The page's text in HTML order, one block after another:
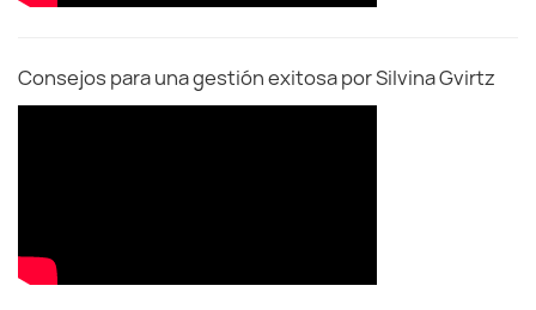
Consejos para una gestión exitosa por Silvina Gvirtz